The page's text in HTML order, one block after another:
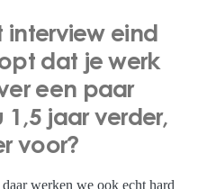
interview eind
dat je werk
een paar
1,5 jaar verder,
voor?
werken we ook echt hard